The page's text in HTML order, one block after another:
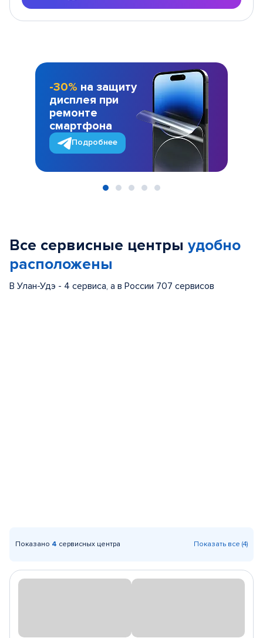
-30% на защиту
дисплея при
ремонте
смартфона
Подробнее
Все сервисные центры удобно
расположены
В Улан-Удэ - 4 сервиса, а в России 707 сервисов
Показано 4 сервисных центра Показать все (4)